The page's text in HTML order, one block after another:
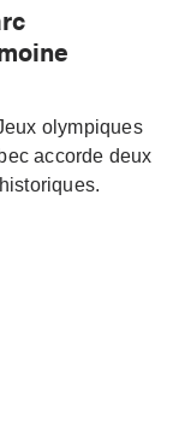
olympiques
accorde deux